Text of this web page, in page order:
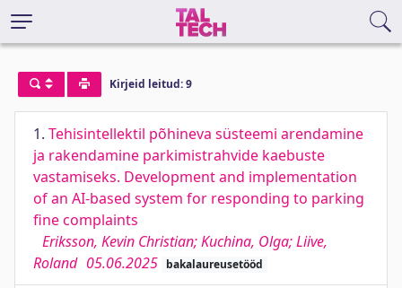
Kirjeid leitud: 9
1. Tehisintellektil põhineva süsteemi arendamine
ja rakendamine parkimistrahvide kaebuste
vastamiseks. Development and implementation
of an AI-based system for responding to parking
fine complaints
Eriksson, Kevin Christian; Kuchina, Olga; Liive,
Roland 05.06.2025 bakalaureusetööd